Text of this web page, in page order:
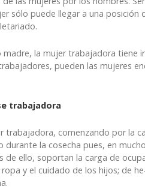
sólo puede llegar a una posición
la mujer trabajadora tiene
pueden las mujeres
trabajadora
trabajadora, comenzando por la
la cosecha pues, en
ello, soportan la carga de
y el cuidado de los hijos; de